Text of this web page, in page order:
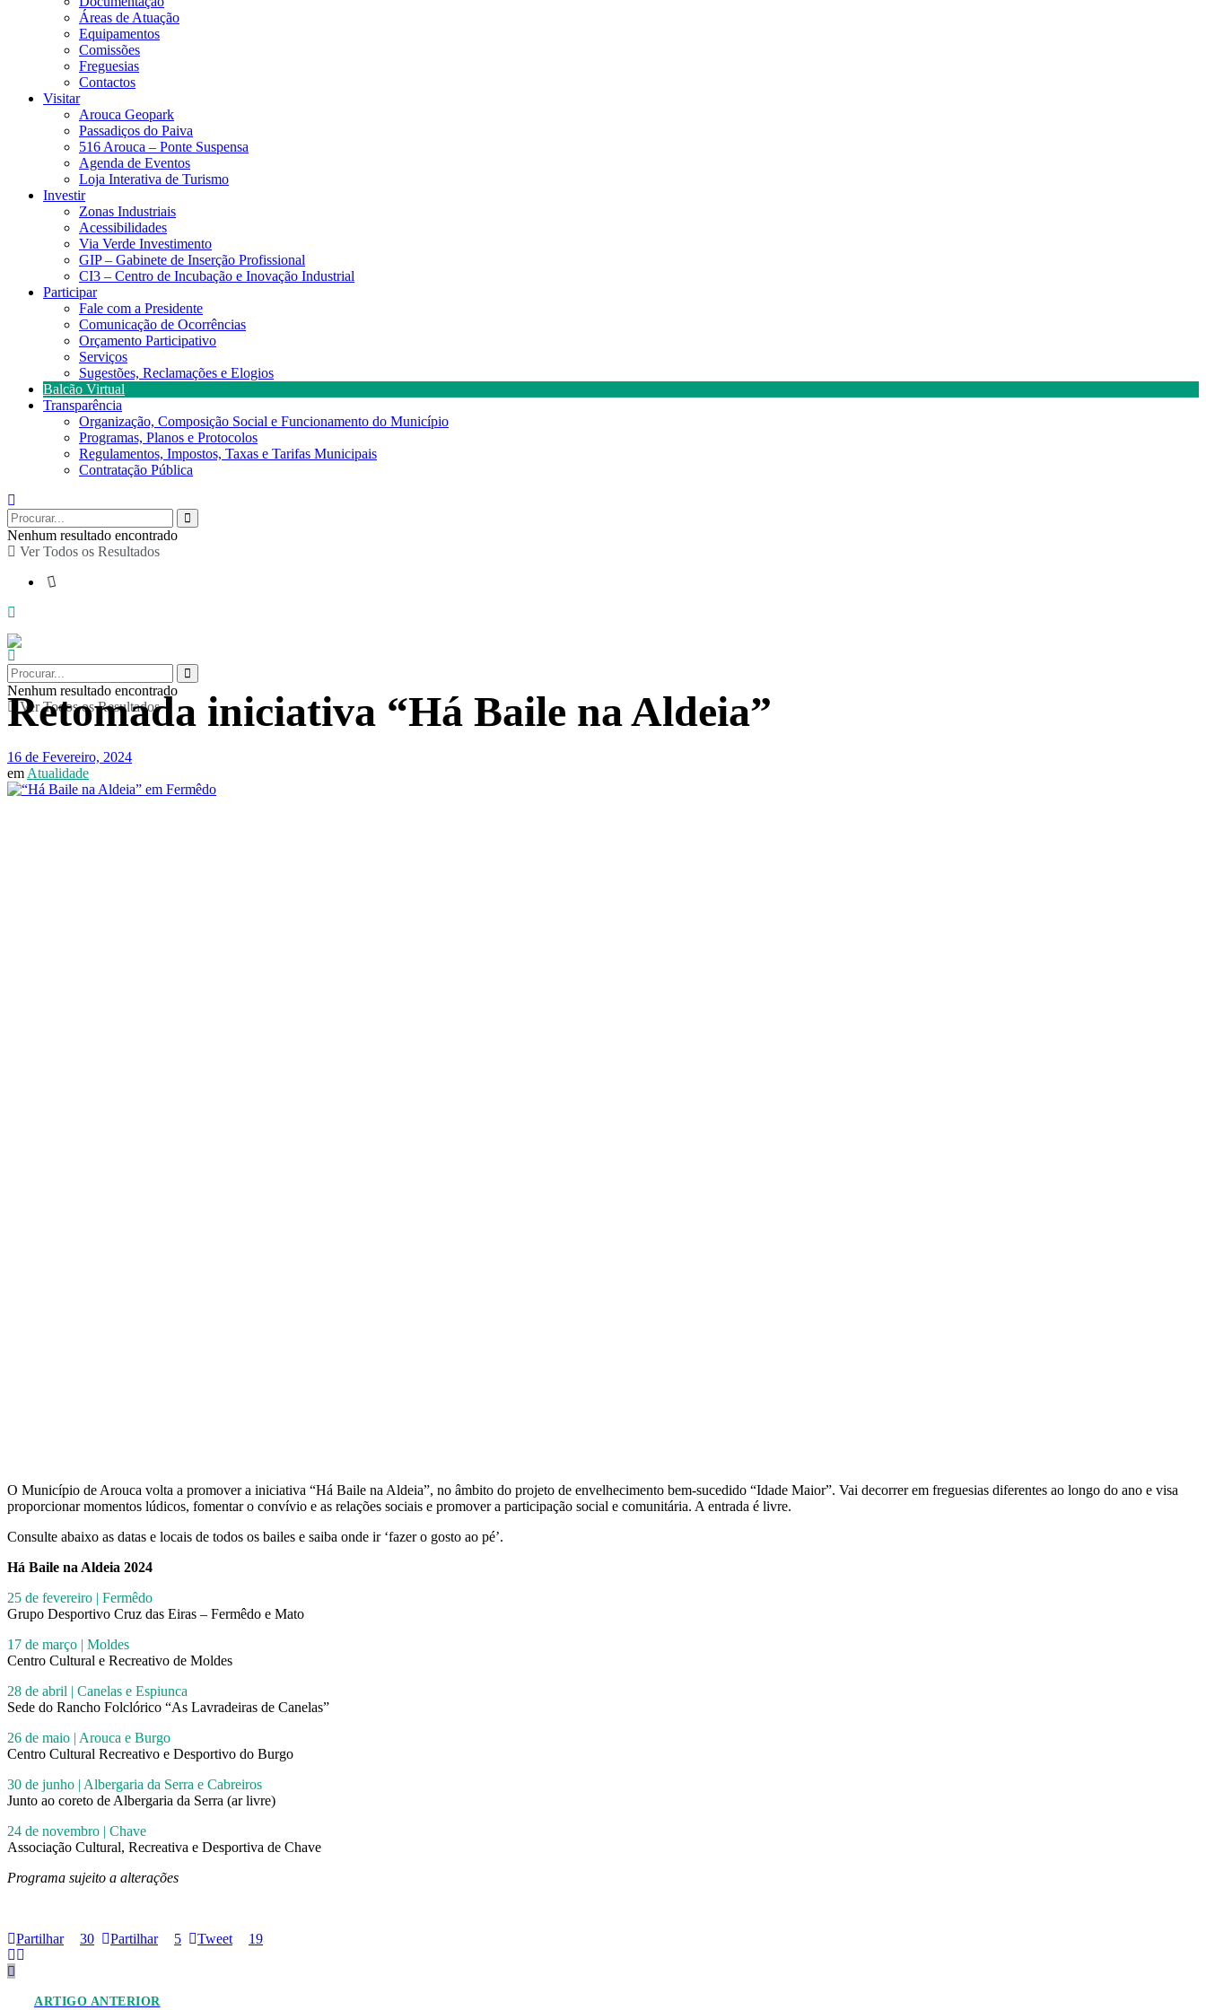
Áreas de Atuação
Equipamentos
Comissões
Freguesias
Contactos
Visitar
Arouca Geopark
Passadiços do Paiva
516 Arouca – Ponte Suspensa
Agenda de Eventos
Loja Interativa de Turismo
Investir
Zonas Industriais
Acessibilidades
Via Verde Investimento
GIP – Gabinete de Inserção Profissional
CI3 – Centro de Incubação e Inovação Industrial
Participar
Fale com a Presidente
Comunicação de Ocorrências
Orçamento Participativo
Serviços
Sugestões, Reclamações e Elogios
Balcão Virtual
Transparência
Organização, Composição Social e Funcionamento do Município
Programas, Planos e Protocolos
Regulamentos, Impostos, Taxas e Tarifas Municipais
Contratação Pública
Nenhum resultado encontrado
Ver Todos os Resultados
Nenhum resultado encontrado
Ver Todos os Resultados
Retomada iniciativa “Há Baile na Aldeia”
16 de Fevereiro, 2024
em Atualidade
O Município de Arouca volta a promover a iniciativa “Há Baile na Aldeia”, no âmbito do projeto de envelhecimento bem-sucedido “Idade Maior”. Vai decorrer em freguesias diferentes ao longo do ano e visa
proporcionar momentos lúdicos, fomentar o convívio e as relações sociais e promover a participação social e comunitária. A entrada é livre.
Consulte abaixo as datas e locais de todos os bailes e saiba onde ir ‘fazer o gosto ao pé’.
Há Baile na Aldeia 2024
25 de fevereiro | Fermêdo
Grupo Desportivo Cruz das Eiras – Fermêdo e Mato
17 de março | Moldes
Centro Cultural e Recreativo de Moldes
28 de abril | Canelas e Espiunca
Sede do Rancho Folclórico “As Lavradeiras de Canelas”
26 de maio | Arouca e Burgo
Centro Cultural Recreativo e Desportivo do Burgo
30 de junho | Albergaria da Serra e Cabreiros
Junto ao coreto de Albergaria da Serra (ar livre)
24 de novembro | Chave
Associação Cultural, Recreativa e Desportiva de Chave
Programa sujeito a alterações
Partilhar 30 Partilhar 5 Tweet 19
ARTIGO ANTERIOR